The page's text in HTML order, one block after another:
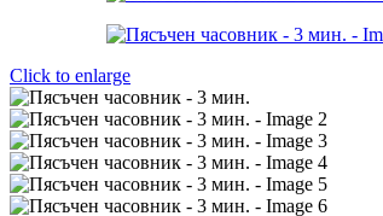
Click to enlarge